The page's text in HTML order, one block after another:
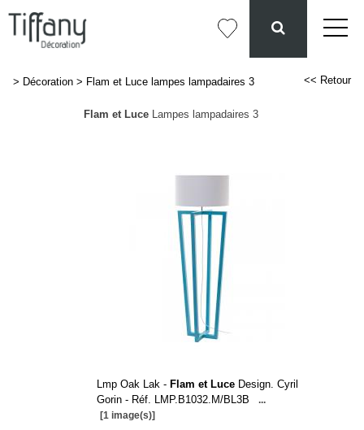
> Décoration > Flam et Luce lampes lampadaires 3 << Retour
Flam et LuceLampes lampadaires 3
Lmp Oak Lak - Flam et LuceDesign. Cyril
Gorin - Réf. LMP.B1032.M/BL3B
...
[1 image(s)]